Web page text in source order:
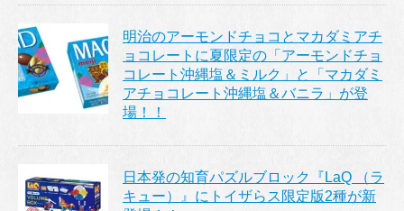
明治のアーモンドチョコとマカダミアチ
ョコレートに夏限定の「アーモンドチョ
コレート沖縄塩＆ミルク」と「マカダミ
アチョコレート沖縄塩＆バニラ」が登
場！！
日本発の知育パズルブロック『LaQ （ラ
キュー）』にトイザらス限定版2種が新